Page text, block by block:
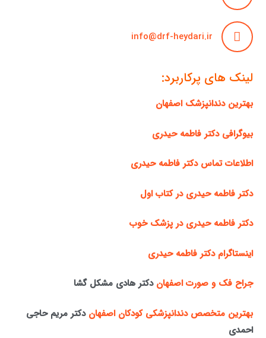
info@drf-heydari.ir
لینک های پرکاربرد:
بهترین دندانپزشک اصفهان
بیوگرافی دکتر فاطمه حیدری
اطلاعات تماس دکتر فاطمه حیدری
دکتر فاطمه حیدری در کتاب اول
دکتر فاطمه حیدری در پزشک خوب
اینستاگرام دکتر فاطمه حیدری
جراح فک و صورت اصفهان دکتر هادی مشکل گشا
بهترین متخصص دندانپزشکی کودکان اصفهان دکتر مریم حاجی
احمدی